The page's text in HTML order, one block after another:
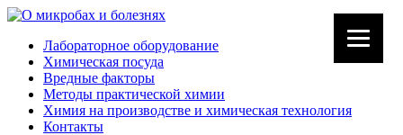
Лабораторное оборудование
Химическая посуда
Вредные факторы
Методы практической химии
Химия на производстве и химическая технология
Контакты